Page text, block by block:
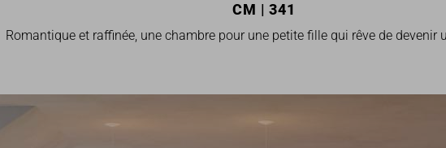
CM | 341
Romantique et raffinée, une chambre pour une petite fille qui rêve de devenir